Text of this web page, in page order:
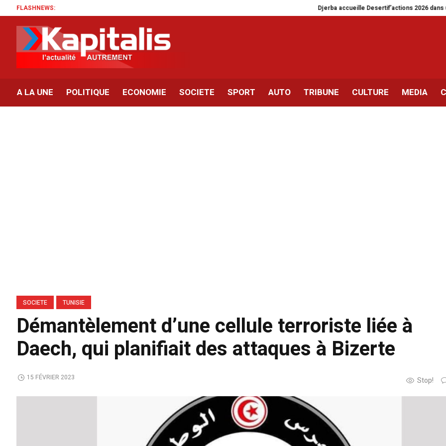
FLASHNEWS: Djerba accueille Desertif’actions 2026 dans un
A LA UNE POLITIQUE ECONOMIE SOCIETE SPORT AUTO TRIBUNE CULTURE MEDIA
SOCIETE TUNISIE
Démantèlement d’une cellule terroriste liée à
Daech, qui planifiait des attaques à Bizerte
Stop!
15 FÉVRIER 2023